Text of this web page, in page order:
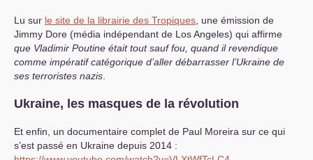
Lu sur le site de la librairie des Tropiques , une émission de
Jimmy Dore (média indépendant de Los Angeles) qui affirme
que Vladimir Poutine était tout sauf fou, quand il revendique
comme impératif catégorique d’aller débarrasser l’Ukraine de
ses terroristes nazis
Ukraine, les masques de la révolution
Et enfin, un documentaire complet de Paul Moreira sur ce qui
s’est passé en Ukraine depuis 2014 :